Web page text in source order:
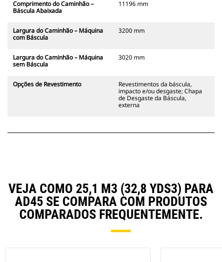
Comprimento do Caminhão –
Báscula Abaixada
11196 mm
Largura do Caminhão – Máquina
com Báscula
3200 mm
Largura do Caminhão – Máquina
sem Báscula
3020 mm
Opções de Revestimento
Revestimentos da báscula,
impacto e/ou desgaste; Chapa
de Desgaste da Báscula,
externa
VEJA COMO 25,1 M3 (32,8 YDS3) PARA
AD45 SE COMPARA COM PRODUTOS
COMPARADOS FREQUENTEMENTE.